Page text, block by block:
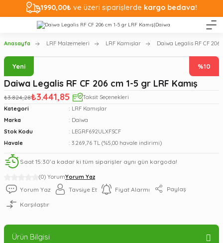
1990,00₺ ve üzeri siparişlerde kargo bedava!
Anasayfa LRF Malzemeleri LRF Kamışlar Daiwa Legalis RF CF 206
Yeni %10
(0) YorumYorum Yaz
Daiwa Legalis RF CF 206 cm 1-5 gr LRF Kamış
₺3.824,28₺3.441,85
Taksit Seçenekleri
Kategori
LRF Kamışlar
Marka
Daiwa
Stok Kodu
LEGRF692ULXFSCF
Havale
3.269,76 TL (%5,00 havale indirimi)
Saat 15:30’a kadar ki tüm siparişler aynı gün kargoda!
Yorum Yaz Tavsiye Et Fiyat Alarmı Paylaş
Karşılaştır
Ürün Bilgisi